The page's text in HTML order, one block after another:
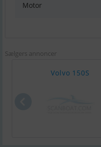
Motor
Sælgers annoncer
Volvo 150S